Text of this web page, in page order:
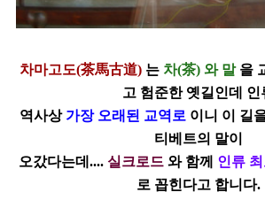
차마고도(茶馬古道) 는 차(茶) 와 말을
고 험준한 옛길인데 인
역사상 가장 오래된 교역로 이니 이 길
티베트의 말이
오갔다는데.... 실크로드 와 함께 인류
로 꼽힌다고 합니다.